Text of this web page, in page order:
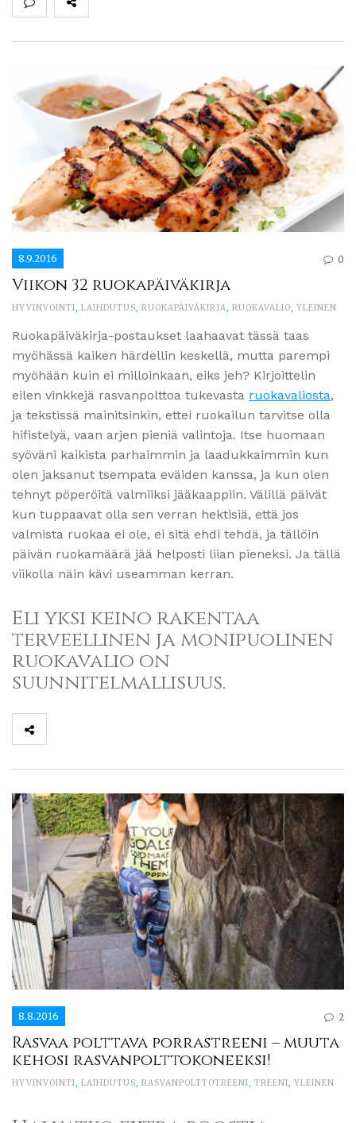
8.9.2016 0
Viikon 32 ruokapäiväkirja
HYVINVOINTI, LAIHDUTUS, RUOKAPÄIVÄKIRJA, RUOKAVALIO, YLEINEN
Ruokapäiväkirja-postaukset laahaavat tässä taas
myöhässä kaiken härdellin keskellä, mutta parempi
myöhään kuin ei milloinkaan, eiks jeh? Kirjoittelin
eilen vinkkejä rasvanpolttoa tukevasta ruokavaliosta,
ja tekstissä mainitsinkin, ettei ruokailun tarvitse olla
hifistelyä, vaan arjen pieniä valintoja. Itse huomaan
syöväni kaikista parhaimmin ja laadukkaimmin kun
olen jaksanut tsempata eväiden kanssa, ja kun olen
tehnyt pöperöitä valmiiksi jääkaappiin. Välillä päivät
kun tuppaavat olla sen verran hektisiä, että jos
valmista ruokaa ei ole, ei sitä ehdi tehdä, ja tällöin
päivän ruokamäärä jää helposti liian pieneksi. Ja tällä
viikolla näin kävi useamman kerran.
Eli yksi keino rakentaa
terveellinen ja monipuolinen
ruokavalio on
suunnitelmallisuus.
8.8.2016 2
Rasvaa polttava porrastreeni – muuta
kehosi rasvanpolttokoneeksi!
HYVINVOINTI LAIHDUTUS RASVANPOLTTOTREENI TREENI YLEINEN